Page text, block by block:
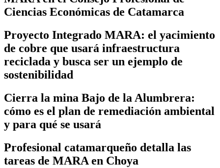
Ciencias Económicas de Catamarca
Proyecto Integrado MARA: el yacimiento
de cobre que usará infraestructura
reciclada y busca ser un ejemplo de
sostenibilidad
Cierra la mina Bajo de la Alumbrera:
cómo es el plan de remediación ambiental
y para qué se usará
Profesional catamarqueño detalla las
tareas de MARA en Choya